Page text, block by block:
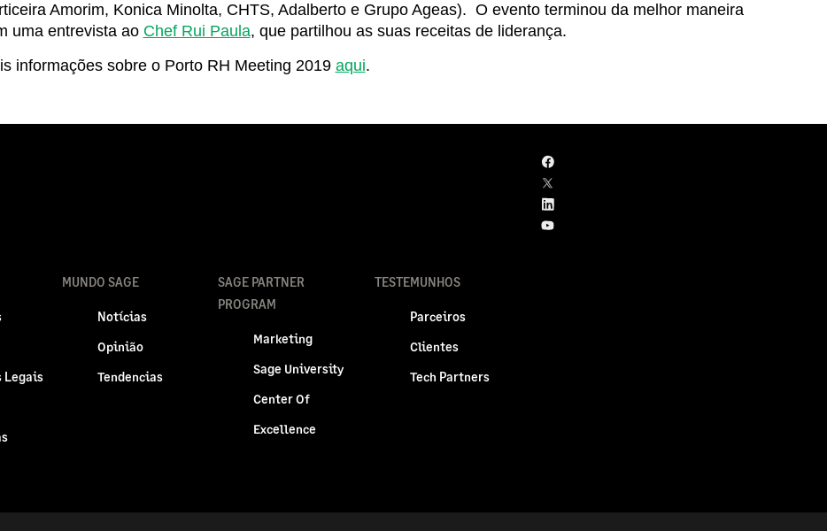
Amorim, Konica Minolta, CHTS, Adalberto e Grupo Ageas). O evento terminou da melhor maneira
uma entrevista ao Chef Rui Paula, que partilhou as suas receitas de liderança.
informações sobre o Porto RH Meeting 2019 aqui.
Legais
MUNDO SAGE
Notícias
Opinião
Tendencias
SAGE PARTNER
PROGRAM
Marketing
Sage University
Center Of
Excellence
TESTEMUNHOS
Parceiros
Clientes
Tech Partners